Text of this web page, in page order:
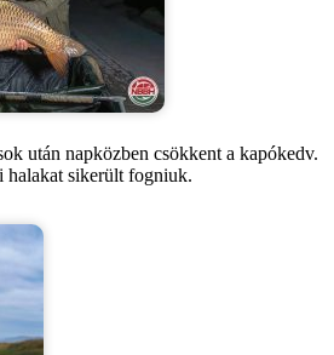
után napközben csökkent a kapókedv.
halakat sikerült fogniuk.